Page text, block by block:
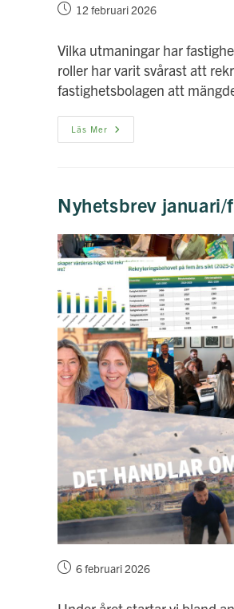
Inlägget12 februari 2026
Vilka utmaningar har
roller har varit svårast att
fastighetsbolagen att
Läs Mer Fråga
Branschen:
Rekryteringsprocessen
Nyhetsbrev januari/
Inlägget6 februari 2026